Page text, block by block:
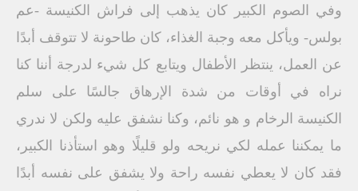
وفي الصوم الكبير كان يذهب إلى فراش الكنيسة -عم
بولس- ويأكل معه وجبة الغذاء، كان طاحونة لا تتوقف أبدًا
عن العمل، ينتظر الأطفال ويتابع كل شيء لدرجة أننا كنا
نراه في أوقات من شدة الإرهاق جالسًا على سلم
الكنيسة الرخام و هو نائم، وكنا نشفق عليه ولكن لا ندري
ما يمكننا عمله لكي نريحه ولو قليلًا وهو استأذنا الكبير،
فقد كان لا يعطي نفسه راحة ولا يشفق على نفسه أبدًا